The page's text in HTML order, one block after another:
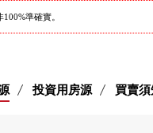
準確實。
投資用房源 買賣須